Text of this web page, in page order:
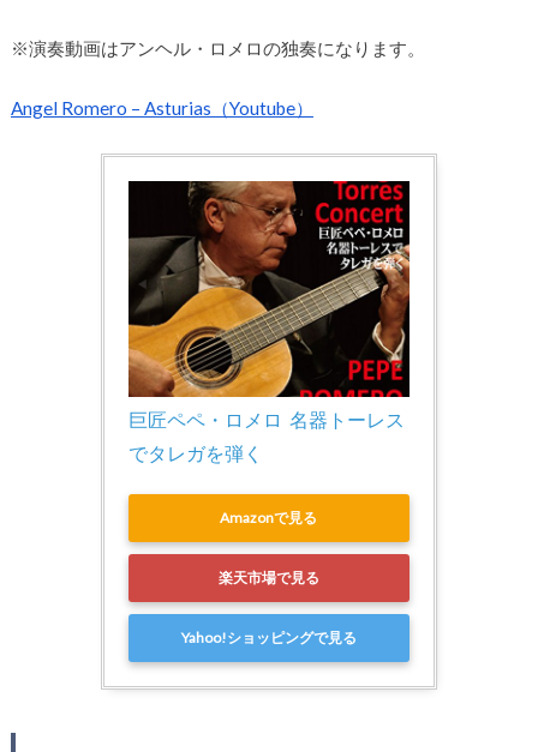
※演奏動画はアンヘル・ロメロの独奏になります。
Angel Romero – Asturias（Youtube）
巨匠ペペ・ロメロ  名器トーレス
でタレガを弾く
Amazonで見る
楽天市場で見る
Yahoo!ショッピングで見る